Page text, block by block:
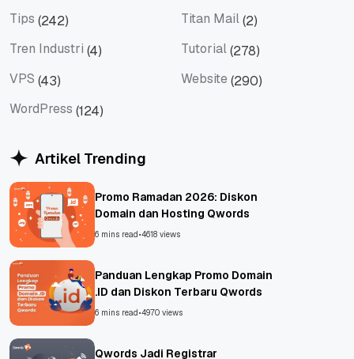
Tips (242) Titan Mail(2)
Tren Industri (4) Tutorial(278)
VPS (43) Website (290)
WordPress (124)
Artikel Trending
Promo Ramadan 2026: Diskon
Domain dan Hosting Qwords
6 mins read•4618 views
Panduan Lengkap Promo Domain
.ID dan Diskon Terbaru Qwords
6 mins read•4970 views
Qwords Jadi Registrar